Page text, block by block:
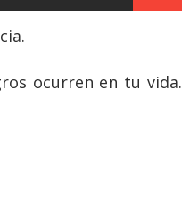
ocurren en tu vida.